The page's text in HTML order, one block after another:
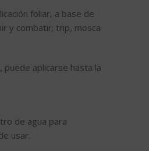
foliar, a base de
y combatir; trip, mosca
aplicarse hasta la
de agua para
usar.